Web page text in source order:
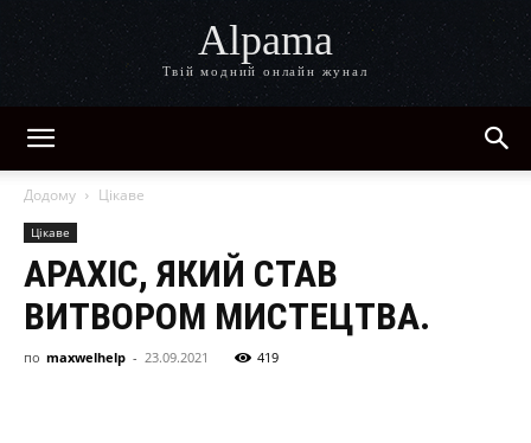
Alpama
Твій модний онлайн жунал
Додому Цікаве
Цікаве
АРАХІС, ЯКИЙ СТАВ
ВИТВОРОМ МИСТЕЦТВА.
по maxwelhelp - 23.09.2021 419